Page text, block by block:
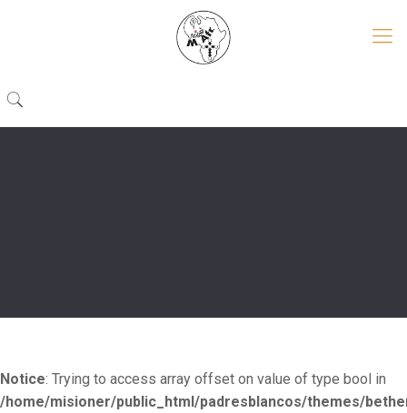
Notice: Trying to access array offset on value of type bool in
/home/misioner/public_html/padresblancos/themes/